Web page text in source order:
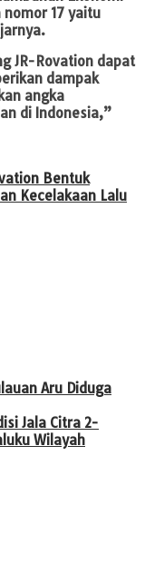
17 yaitu
JR-Rovation dapat
dampak
angka
di Indonesia,”
Bentuk
Kecelakaan Lalu
Aru Diduga
Jala Citra 2-
Wilayah